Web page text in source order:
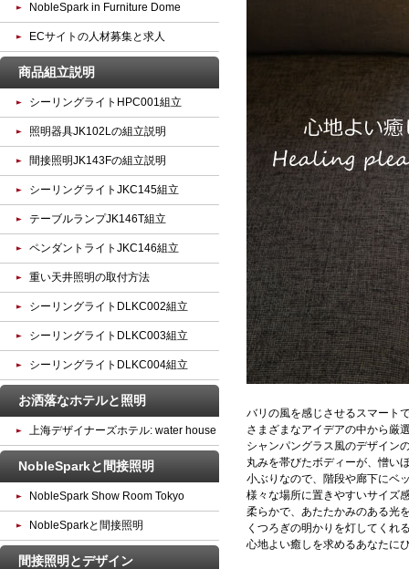
バリの風を感じさせるスマート
さまざまなアイデアの中から厳
シャンパングラス風のデザイン
丸みを帯びたボディーが、憎い
小ぶりなので、階段や廊下にベ
様々な場所に置きやすいサイズ
柔らかで、あたたかみのある光
くつろぎの明かりを灯してくれ
心地よい癒しを求めるあなたに
NobleSpark in Furniture Dome
ECサイトの人材募集と求人
商品組立説明
シーリングライトHPC001組立
照明器具JK102Lの組立説明
間接照明JK143Fの組立説明
シーリングライトJKC145組立
テーブルランプJK146T組立
ペンダントライトJKC146組立
重い天井照明の取付方法
シーリングライトDLKC002組立
シーリングライトDLKC003組立
シーリングライトDLKC004組立
お洒落なホテルと照明
上海デザイナーズホテル: water house
NobleSparkと間接照明
NobleSpark Show Room Tokyo
NobleSparkと間接照明
間接照明とデザイン